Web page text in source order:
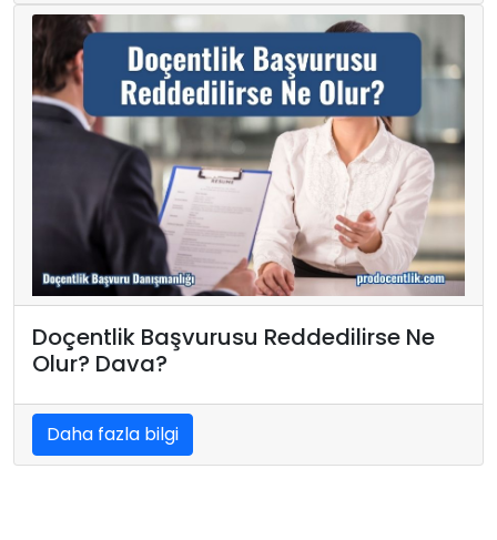
Doçentlik Başvurusu Reddedilirse Ne
Olur? Dava?
Daha fazla bilgi